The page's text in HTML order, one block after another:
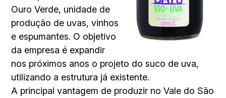
Ouro Verde, unidade de
produção de uvas, vinhos
e espumantes. O objetivo
da empresa é expandir
nos próximos anos o projeto do suco de uva,
utilizando a estrutura já existente.
A principal vantagem de produzir no Vale do São